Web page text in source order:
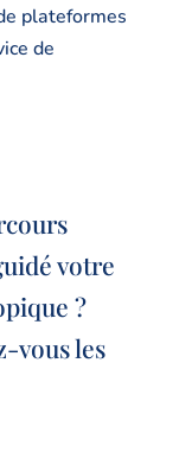
plateformes
de
votre
?
vous les